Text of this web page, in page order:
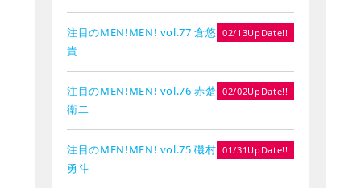
注目のMEN!MEN! vol.77 倉悠
貴
02/13UpDate!!
注目のMEN!MEN! vol.76 赤楚
衛二
02/02UpDate!!
注目のMEN!MEN! vol.75 磯村
勇斗
01/31UpDate!!